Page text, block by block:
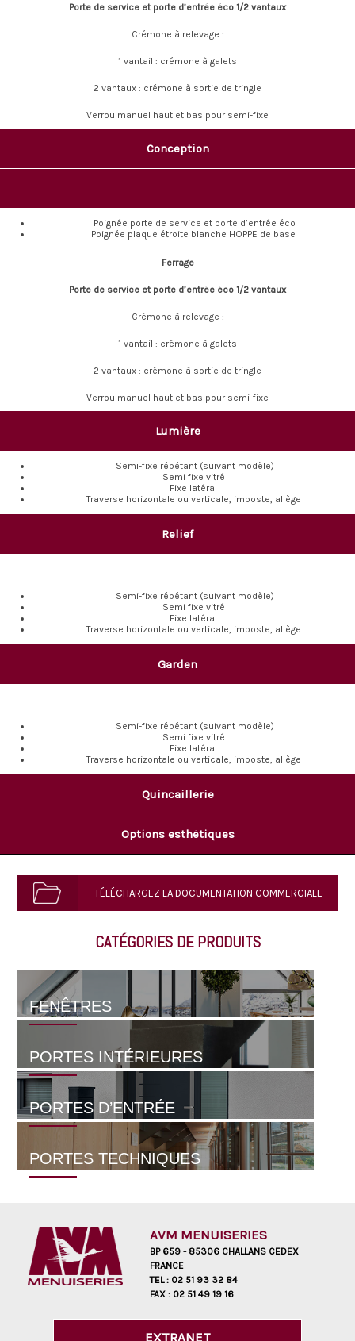
Porte de service et porte d’entrée éco 1/2 vantaux
Crémone à relevage :
1 vantail : crémone à galets
2 vantaux : crémone à sortie de tringle
Verrou manuel haut et bas pour semi-fixe
Conception
Poignée porte de service et porte d’entrée éco
Poignée plaque étroite blanche HOPPE de base
Ferrage
Porte de service et porte d’entrée éco 1/2 vantaux
Crémone à relevage :
1 vantail : crémone à galets
2 vantaux : crémone à sortie de tringle
Verrou manuel haut et bas pour semi-fixe
Lumière
Semi-fixe répétant (suivant modèle)
Semi fixe vitré
Fixe latéral
Traverse horizontale ou verticale, imposte, allège
Relief
Semi-fixe répétant (suivant modèle)
Semi fixe vitré
Fixe latéral
Traverse horizontale ou verticale, imposte, allège
Garden
Semi-fixe répétant (suivant modèle)
Semi fixe vitré
Fixe latéral
Traverse horizontale ou verticale, imposte, allège
Quincaillerie
Options esthétiques
TÉLÉCHARGEZ LA DOCUMENTATION COMMERCIALE
CATÉGORIES DE PRODUITS
FENÊTRES
PORTES INTÉRIEURES
PORTES D’ENTRÉE
PORTES TECHNIQUES
AVM MENUISERIES
BP 659 - 85306 CHALLANS CEDEX
FRANCE
TEL : 02 51 93 32 84
FAX : 02 51 49 19 16
EXTRANET